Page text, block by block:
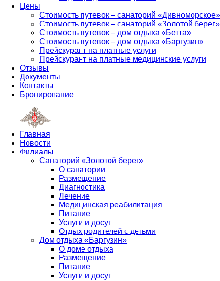
Цены
Стоимость путевок – санаторий «Дивноморское»
Стоимость путевок – санаторий «Золотой берег»
Стоимость путевок – дом отдыха «Бетта»
Стоимость путевок – дом отдыха «Баргузин»
Прейскурант на платные услуги
Прейскурант на платные медицинские услуги
Отзывы
Документы
Контакты
Бронирование
Главная
Новости
Филиалы
Санаторий «Золотой берег»
О санатории
Размещение
Диагностика
Лечение
Медицинская реабилитация
Питание
Услуги и досуг
Отдых родителей с детьми
Дом отдыха «Баргузин»
О доме отдыха
Размещение
Питание
Услуги и досуг